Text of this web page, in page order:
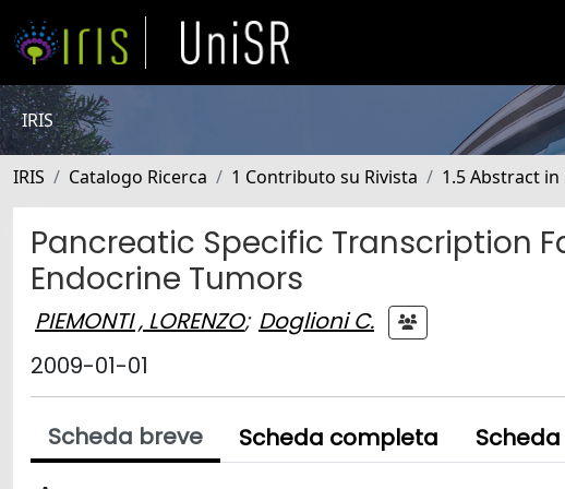
IRIS
IRIS Catalogo Ricerca 1 Contributo su Rivista 1.5 Abstract
Pancreatic Specific Transcription
Endocrine Tumors
PIEMONTI , LORENZO; Doglioni C.
2009-01-01
Scheda breve Scheda completa